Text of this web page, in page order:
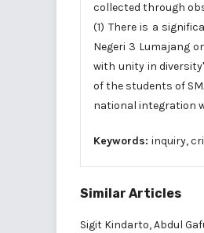
collected through
(1) There is a
Negeri 3 Lumajang
with unity in
of the students of
national integration
Keywords: inquiry,
Similar Articles
Sigit Kindarto, Abdul